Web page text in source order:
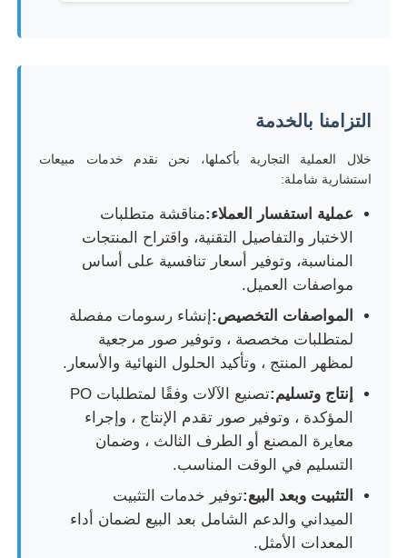
التزامنا بالخدمة
خلال العملية التجارية بأكملها، نحن نقدم خدمات مبيعات
استشارية شاملة:
عملية استفسار العملاء:مناقشة متطلبات
الاختبار والتفاصيل التقنية، واقتراح المنتجات
المناسبة، وتوفير أسعار تنافسية على أساس
مواصفات العميل.
المواصفات التخصيص: إنشاء رسومات مفصلة
لمتطلبات مخصصة ، وتوفير صور مرجعية
لمظهر المنتج ، وتأكيد الحلول النهائية والأسعار.
إنتاج وتسليم:
تصنيع الآلات وفقًا لمتطلبات PO
المؤكدة ، وتوفير صور تقدم الإنتاج ، وإجراء
معايرة المصنع أو الطرف الثالث ، وضمان
التسليم في الوقت المناسب.
التثبيت وبعد البيع:توفير خدمات التثبيت
الميداني والدعم الشامل بعد البيع لضمان أداء
المعدات الأمثل.